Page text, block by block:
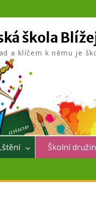
škola
a klíčem k němu je
Školní